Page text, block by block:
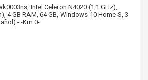
Intel Celeron N4020 (1,1 GHz),
4 GB RAM, 64 GB, Windows 10 Home S, 3
- -Km.0-